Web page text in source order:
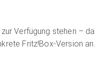
Verfügung stehen – da
Fritz!Box-Version an.